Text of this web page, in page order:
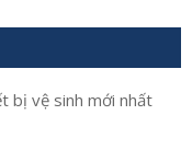
bị vệ sinh mới nhất